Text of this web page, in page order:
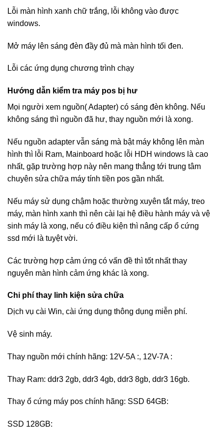
Lỗi màn hình xanh chữ trắng, lỗi không vào được
windows.
Mở máy lên sáng đèn đầy đủ mà màn hình tối đen.
Lỗi các ứng dụng chương trình chạy
Hướng dẫn kiểm tra máy pos bị hư
Mọi người xem nguồn( Adapter) có sáng đèn không. Nếu
không sáng thì nguồn đã hư, thay nguồn mới là xong.
Nếu nguồn adapter vẫn sáng mà bật máy không lên màn
hình thì lỗi Ram, Mainboard hoặc lỗi HDH windows là cao
nhất, gặp trường hợp này nên mang thẳng tới trung tâm
chuyên sửa chữa máy tính tiền pos gần nhất.
Nếu máy sử dụng chậm hoặc thường xuyên tắt máy, treo
máy, màn hình xanh thì nên cài lại hệ điều hành máy và vệ
sinh máy là xong, nếu có điều kiện thì nâng cấp ổ cứng
ssd mới là tuyệt vời.
Các trường hợp cảm ứng có vấn đề thì tốt nhất thay
nguyên màn hình cảm ứng khác là xong.
Chi phí thay linh kiện sửa chữa
Dịch vụ cài Win, cài ứng dụng thông dụng miễn phí.
Vệ sinh máy.
Thay nguồn mới chính hãng: 12V-5A :, 12V-7A :
Thay Ram: ddr3 2gb, ddr3 4gb, ddr3 8gb, ddr3 16gb.
Thay ổ cứng máy pos chính hãng: SSD 64GB:
SSD 128GB: